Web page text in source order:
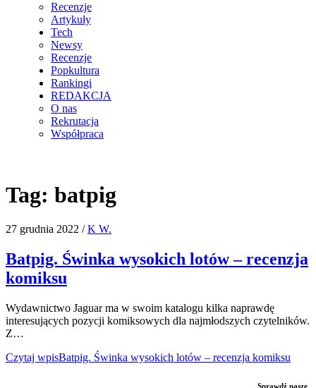
Recenzje
Artykuły
Tech
Newsy
Recenzje
Popkultura
Rankingi
REDAKCJA
O nas
Rekrutacja
Współpraca
Tag: batpig
27 grudnia 2022 /K W.
Batpig. Świnka wysokich lotów – recenzja
komiksu
Wydawnictwo Jaguar ma w swoim katalogu kilka naprawdę
interesujących pozycji komiksowych dla najmłodszych czytelników.
Z…
Czytaj wpisBatpig. Świnka wysokich lotów – recenzja komiksu
Sprawdź nasze